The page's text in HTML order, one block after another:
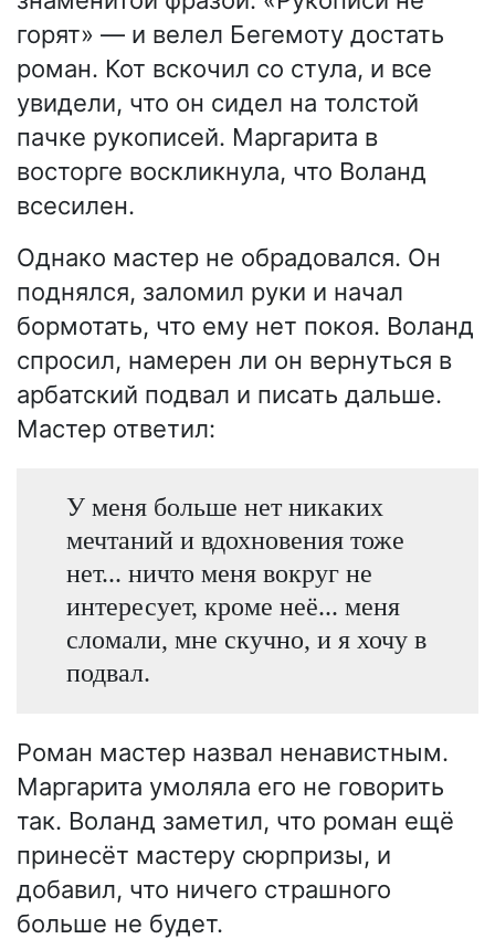
горят» — и велел Бегемоту достать
роман. Кот вскочил со стула, и все
увидели, что он сидел на толстой
пачке рукописей. Маргарита в
восторге воскликнула, что Воланд
всесилен.
Однако мастер не обрадовался. Он
поднялся, заломил руки и начал
бормотать, что ему нет покоя. Воланд
спросил, намерен ли он вернуться в
арбатский подвал и писать дальше.
Мастер ответил:
У меня больше нет никаких
мечтаний и вдохновения тоже
нет... ничто меня вокруг не
интересует, кроме неё... меня
сломали, мне скучно, и я хочу в
подвал.
Роман мастер назвал ненавистным.
Маргарита умоляла его не говорить
так. Воланд заметил, что роман ещё
принесёт мастеру сюрпризы, и
добавил, что ничего страшного
больше не будет.